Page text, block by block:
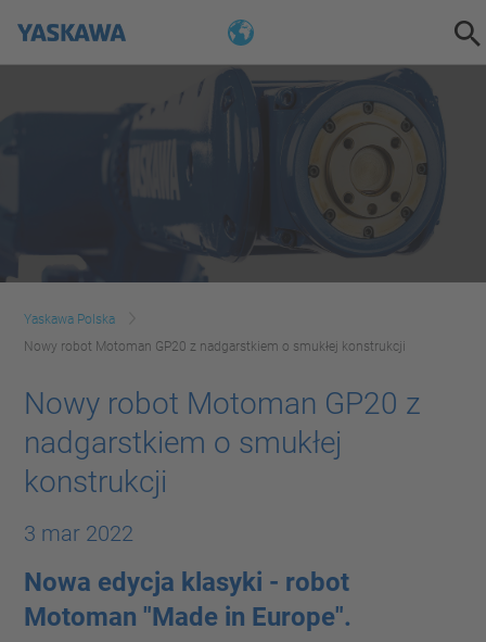
Yaskawa Polska
Nowy robot Motoman GP20 z nadgarstkiem o smukłej konstrukcji
Nowy robot Motoman GP20 z
nadgarstkiem o smukłej
konstrukcji
3 mar 2022
Nowa edycja klasyki - robot
Motoman "Made in Europe".